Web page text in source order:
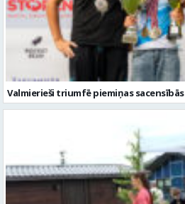
Valmierieši triumfē piemiņas sacensībās